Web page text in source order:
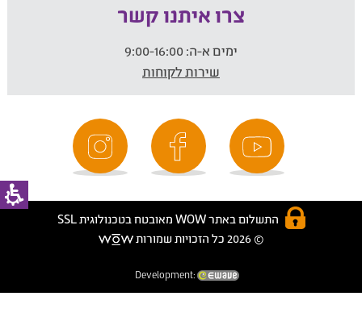
צרו איתנו קשר
ימים א-ה:
שירות לקוחות
התשלום באתר WOW מאובטח בטכנולוגית SSL
© 2026 כל הזכויות שמורות
Development: